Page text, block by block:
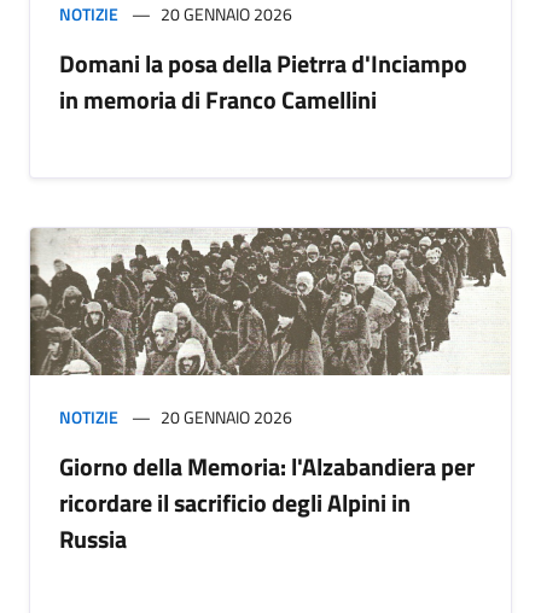
NOTIZIE 20 GENNAIO 2026
Domani la posa della Pietrra d'Inciampo
in memoria di Franco Camellini
NOTIZIE 20 GENNAIO 2026
Giorno della Memoria: l'Alzabandiera per
ricordare il sacrificio degli Alpini in
Russia